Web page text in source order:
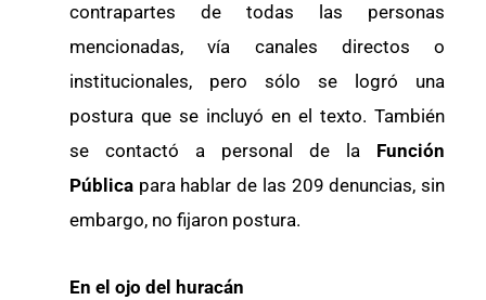
contrapartes de todas las personas
mencionadas, vía canales directos o
institucionales, pero sólo se logró una
postura que se incluyó en el texto. También
se contactó a personal de la Función
Pública para hablar de las 209 denuncias, sin
embargo, no fijaron postura.
En el ojo del huracán